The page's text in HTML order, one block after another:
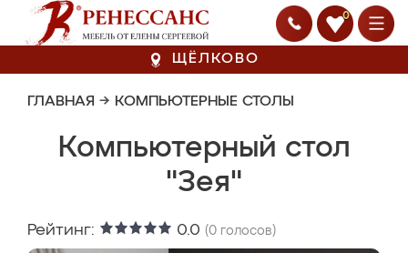
0
ЩЁЛКОВО
ГЛАВНАЯ → КОМПЬЮТЕРНЫЕ СТОЛЫ
Компьютерный стол
"Зея"
Рейтинг: 0.0 (0 голосов)